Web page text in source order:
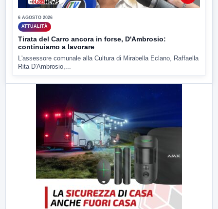
6 AGOSTO 2026
ATTUALITÀ
Tirata del Carro ancora in forse, D'Ambrosio:
continuiamo a lavorare
L'assessore comunale alla Cultura di Mirabella Eclano, Raffaella
Rita D'Ambrosio,...